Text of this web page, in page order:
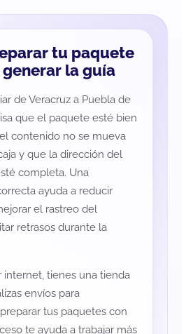
tu paquete
la guía
de Veracruz a Puebla de
que el paquete esté bien
contenido no se mueva
y que la dirección del
completa. Una
ayuda a reducir
el rastreo del
retrasos durante la
internet, tienes una tienda
envíos para
tus paquetes con
te ayuda a trabajar más